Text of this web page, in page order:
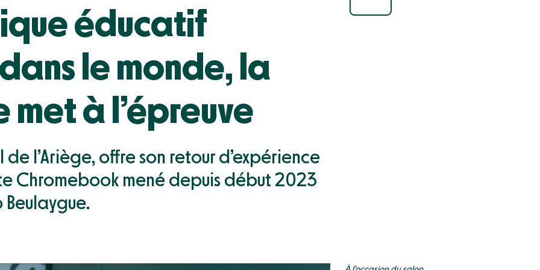
éducatif
le monde, la
met à l’épreuve
de l’Ariège, offre son retour d’expérience
Chromebook mené depuis début 2023